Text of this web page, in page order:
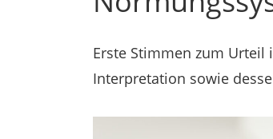
Erste Stimmen zum Urteil
Interpretation sowie